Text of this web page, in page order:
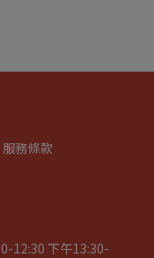
服務條款
12:30 下午13:30-